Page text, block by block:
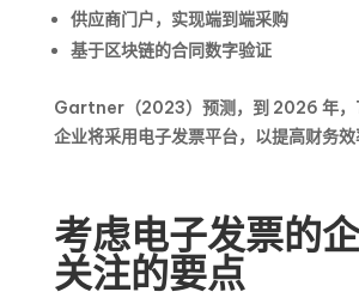
供应商门户，实现端到端采购
基于区块链的合同数字验证
Gartner（2023）预测，到 2026 年，
企业将采用电子发票平台，以提高财务效
考虑电子发票的
关注的要点